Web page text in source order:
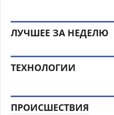
ЛУЧШЕЕ ЗА НЕДЕЛЮ
ТЕХНОЛОГИИ
ПРОИСШЕСТВИЯ